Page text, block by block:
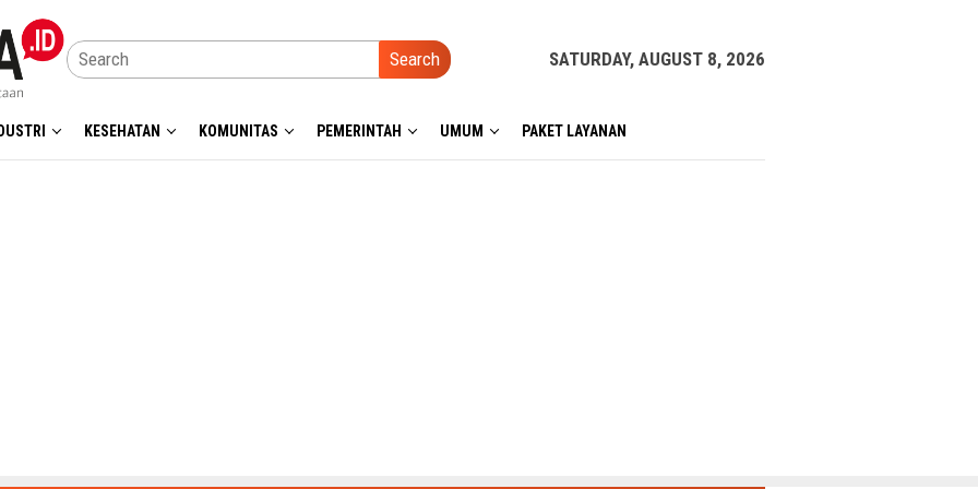
Search SATURDAY, AUGUST 8, 2026
KESEHATAN KOMUNITAS PEMERINTAH UMUM PAKET LAYANAN